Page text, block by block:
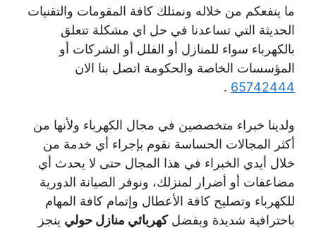
ما ينفعكم من خلاله ونمتلك كافة المقومات والتقنيات
الحديثة التي تساعدنا في حل اي مشكلة تتعلق
بالكهرباء سواء للمنازل أو الفلل أو الشركات أو
المؤسسات الخاصة والحكومة اتصل بنا الان
65742444
.
ولدينا خبراء متخصصين في مجال الكهرباء ولأنها من
أكثر المجالات الحساسة نقوم بإجراء أي خدمة من
خلال أيدي الخبراء في هذا المجال حتى لا يحدث أي
مضاعفات أو أضرار لمنزلك، ونوفر الصيانة الدورية
للكهرباء وتصليح كافة الأعطال وإتمام كافة المهام
باحترافية شديدة وبفضلكهربائي منازل حولي ينجز